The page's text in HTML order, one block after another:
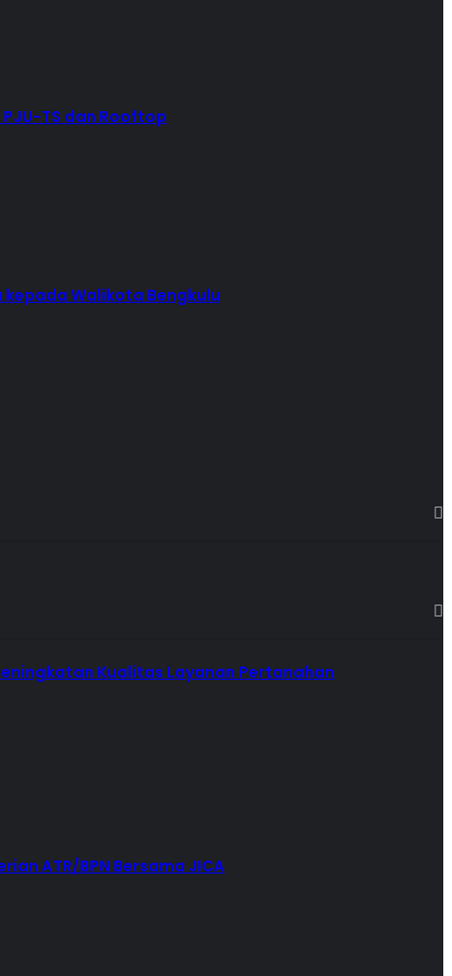
TS dan Rooftop
kepada Walikota Bengkulu
Kualitas Layanan Pertanahan
ATR/BPN Bersama JICA